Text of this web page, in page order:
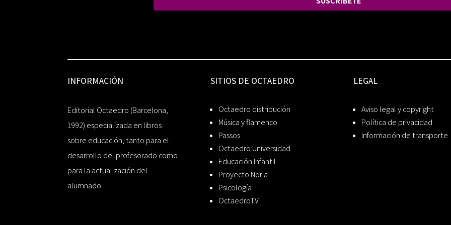
INFORMACIÓN
Editorial Octaedro (Barcelona,
1992) especializada en libros
sobre educación, tanto para el
desarrollo del profesorado como
para la actualización del
alumnado.
SITIOS DE OCTAEDRO
Octaedro distribución
Música y flamenco
Passos
Octaedro Universidad
Educación Infantil
Proyecto Noria
Psicología
OctaedroTV
LEGAL
Aviso legal y copyright
Política de privacidad
Información de transporte